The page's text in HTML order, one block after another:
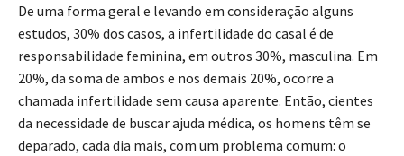
De uma forma geral e levando em consideração alguns
estudos, 30% dos casos, a infertilidade do casal é de
responsabilidade feminina, em outros 30%, masculina. Em
20%, da soma de ambos e nos demais 20%, ocorre a
chamada infertilidade sem causa aparente. Então, cientes
da necessidade de buscar ajuda médica, os homens têm se
deparado, cada dia mais, com um problema comum: o